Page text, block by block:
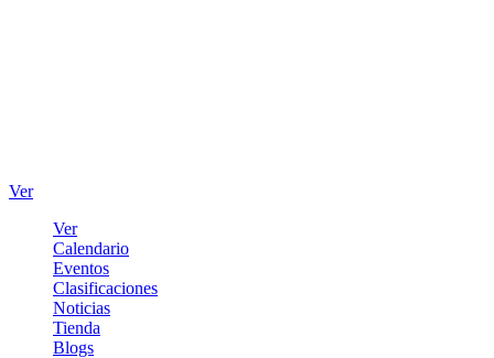
Ver
Ver
Calendario
Eventos
Clasificaciones
Noticias
Tienda
Blogs